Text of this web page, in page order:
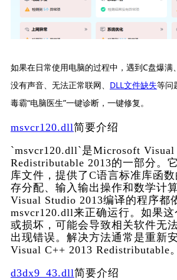
如果在日常使用电脑的过程中，遇到C盘爆满
没有声音、无法正常联网、 DLL文件缺失等问
毒霸“电脑医生”一键诊断，一键修复。
msvcr120.dll简要介绍
`msvcr120.dll`是Microsoft Visual
Redistributable 2013的一部分。
库文件，提供了C语言标准库函
存分配、输入输出操作和数学计
Visual Studio 2013编译的程序都
msvcr120.dll来正确运行。如果
或损坏，可能会导致相关软件无
出现错误。解决方法通常是重新
Visual C++ 2013 Redistributable。
d3dx9_43.dll简要介绍